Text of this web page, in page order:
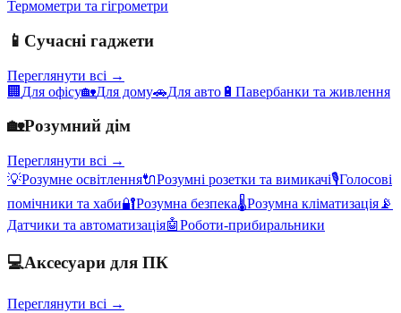
Термометри та гігрометри
📱 Сучасні гаджети
Переглянути всі →
🏢 Для офісу🏡Для дому🚗Для авто 🔋 Павербанки та живлення
🏡Розумний дім
Переглянути всі →
💡Розумне освітлення🔌Розумні розетки та вимикачі🎙️Голосові
помічники та хаби🔐Розумна безпека🌡️Розумна кліматизація 📡
Датчики та автоматизація🤖Роботи-прибиральники
💻Аксесуари для ПК
Переглянути всі →